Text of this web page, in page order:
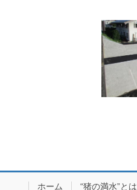
ホーム “猪の満水”とは